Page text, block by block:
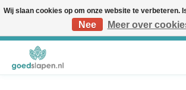
Vóór 12u besteld, volgende werkdag in huis* | Gratis verzending vanaf
Wij slaan cookies op om onze website te verbeteren.
Nee
Meer over